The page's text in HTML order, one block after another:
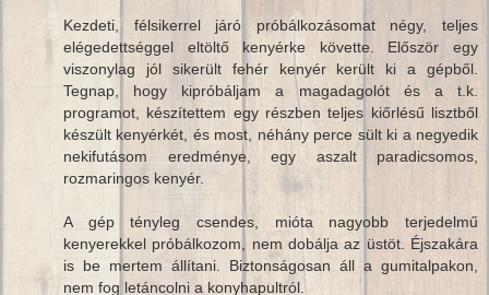
Kezdeti, félsikerrel járó próbálkozásomat négy, teljes
elégedettséggel eltöltő kenyérke követte. Először egy
viszonylag jól sikerült fehér kenyér került ki a gépből.
Tegnap, hogy kipróbáljam a magadagolót és a t.k.
programot, készítettem egy részben teljes kiőrlésű lisztből
készült kenyérkét, és most, néhány perce sült ki a negyedik
nekifutásom eredménye, egy aszalt paradicsomos,
rozmaringos kenyér.
A gép tényleg csendes, mióta nagyobb terjedelmű
kenyerekkel próbálkozom, nem dobálja az üstöt. Éjszakára
is be mertem állítani. Biztonságosan áll a gumitalpakon,
nem fog letáncolni a konyhapultról.